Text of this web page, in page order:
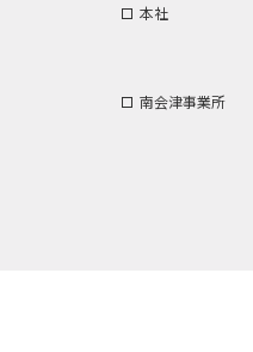
本社
南会津事業所